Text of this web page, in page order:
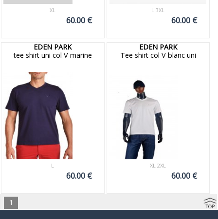
XL
60.00 €
L 3XL
60.00 €
EDEN PARK
tee shirt uni col V marine
L
60.00 €
EDEN PARK
Tee shirt col V blanc uni
XL 2XL
60.00 €
1